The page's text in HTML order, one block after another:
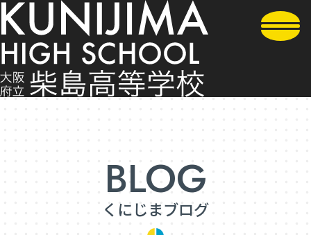
くにじまブログ